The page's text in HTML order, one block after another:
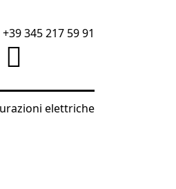
+39 345 217 59 91
elettriche